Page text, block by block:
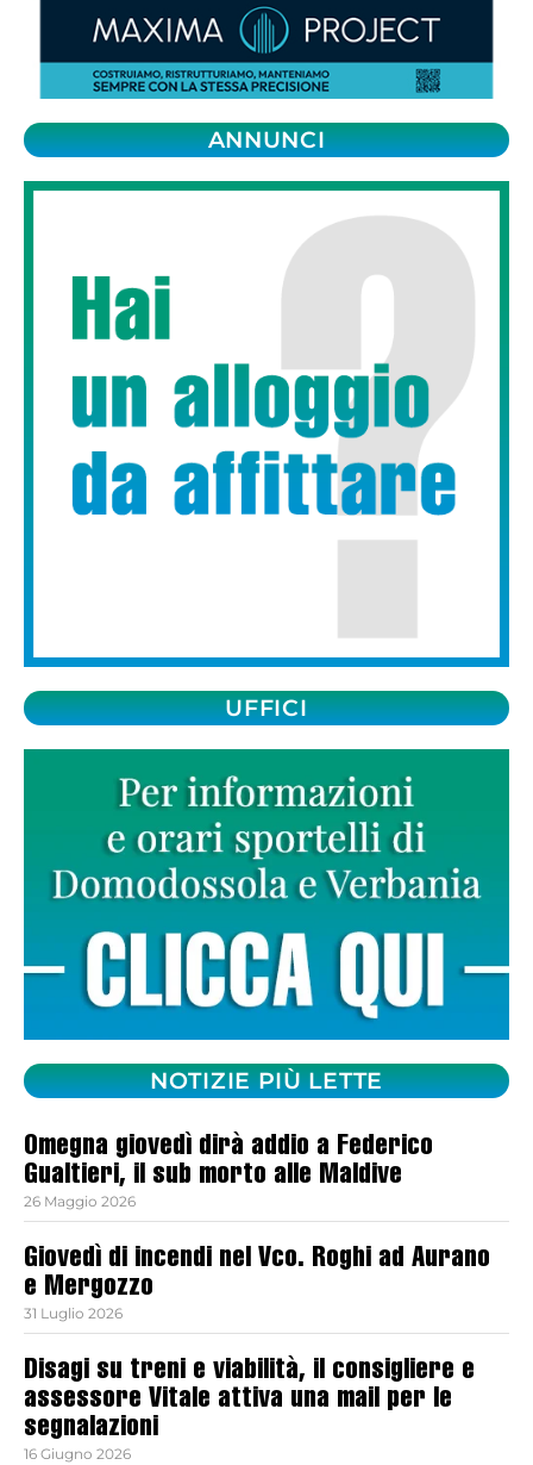
ANNUNCI
UFFICI
NOTIZIE PIÙ LETTE
Omegna giovedì dirà addio a Federico
Gualtieri, il sub morto alle Maldive
26 Maggio 2026
Giovedì di incendi nel Vco. Roghi ad Aurano
e Mergozzo
31 Luglio 2026
Disagi su treni e viabilità, il consigliere e
assessore Vitale attiva una mail per le
segnalazioni
16 Giugno 2026